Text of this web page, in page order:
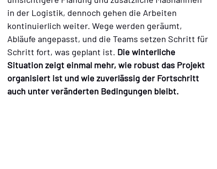
in der Logistik, dennoch gehen die Arbeiten
kontinuierlich weiter. Wege werden geräumt,
Abläufe angepasst, und die Teams setzen Schritt für
Schritt fort, was geplant ist. Die winterliche
Situation zeigt einmal mehr, wie robust das Projekt
organisiert ist und wie zuverlässig der Fortschritt
auch unter veränderten Bedingungen bleibt.